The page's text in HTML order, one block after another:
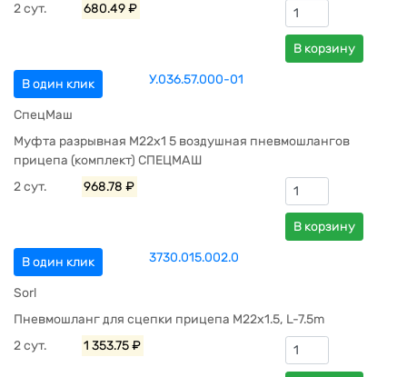
2 сут.
680.49 ₽
В корзину
В один клик У.036.57.000-01
СпецМаш
Муфта разрывная М22х1 5 воздушная пневмошлангов
прицепа (комплект) СПЕЦМАШ
2 сут.
968.78 ₽
В корзину
В один клик 3730.015.002.0
Sorl
Пневмошланг для сцепки прицепа M22x1.5, L-7.5m
2 сут.
1 353.75 ₽